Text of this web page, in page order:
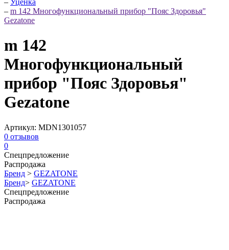
– Уценка
– m 142 Многофункциональный прибор "Пояс Здоровья"
Gezatone
m 142
Многофункциональный
прибор "Пояс Здоровья"
Gezatone
Артикул: MDN1301057
0 отзывов
0
Спецпредложение
Распродажа
Бренд > GEZATONE
Бренд> GEZATONE
Спецпредложение
Распродажа